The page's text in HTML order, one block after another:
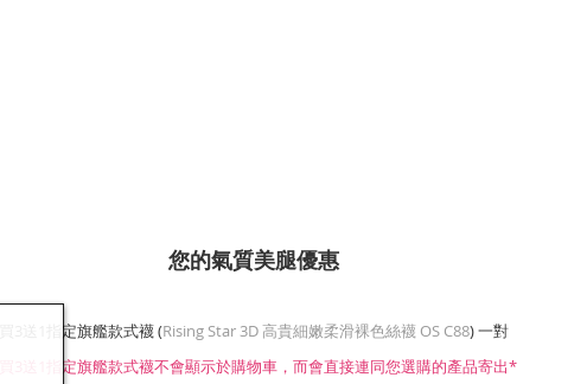
您的氣質美腿優惠
買3送1指定旗艦款式襪 (Rising Star 3D 高貴細嫩柔滑裸色絲襪 OS C88) 一對
*買3送1指定旗艦款式襪不會顯示於購物車，而會直接連同您選購的產品寄出*